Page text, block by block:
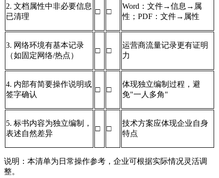
2. 文档属性中非必要信息
已清理
□ □
Word：文件→信息→属
性；PDF：文件→属性
3. 网络环境有基本记录
（如固定网络/热点）
□ □
运营商流量记录更有证明
力
4. 内部有简要操作说明或
签字确认
□ □
体现独立编制过程，避
免"一人多角"
5. 标书内容为独立编制，
表述自然差异
□ □
技术方案应体现企业自身
特点
说明：本清单为日常操作参考，企业可根据实际情况灵活调
整。